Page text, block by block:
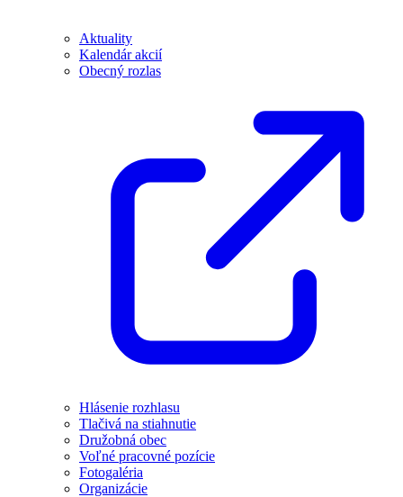
Aktuality
Kalendár akcií
Obecný rozlas
Hlásenie rozhlasu
Tlačivá na stiahnutie
Družobná obec
Voľné pracovné pozície
Fotogaléria
Organizácie